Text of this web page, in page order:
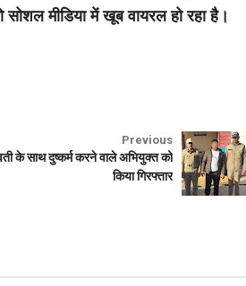
मीडिया में खूब वायरल हो रहा है।
Previous
के साथ दुष्कर्म करने वाले अभियुक्त को
किया गिरफ्तार